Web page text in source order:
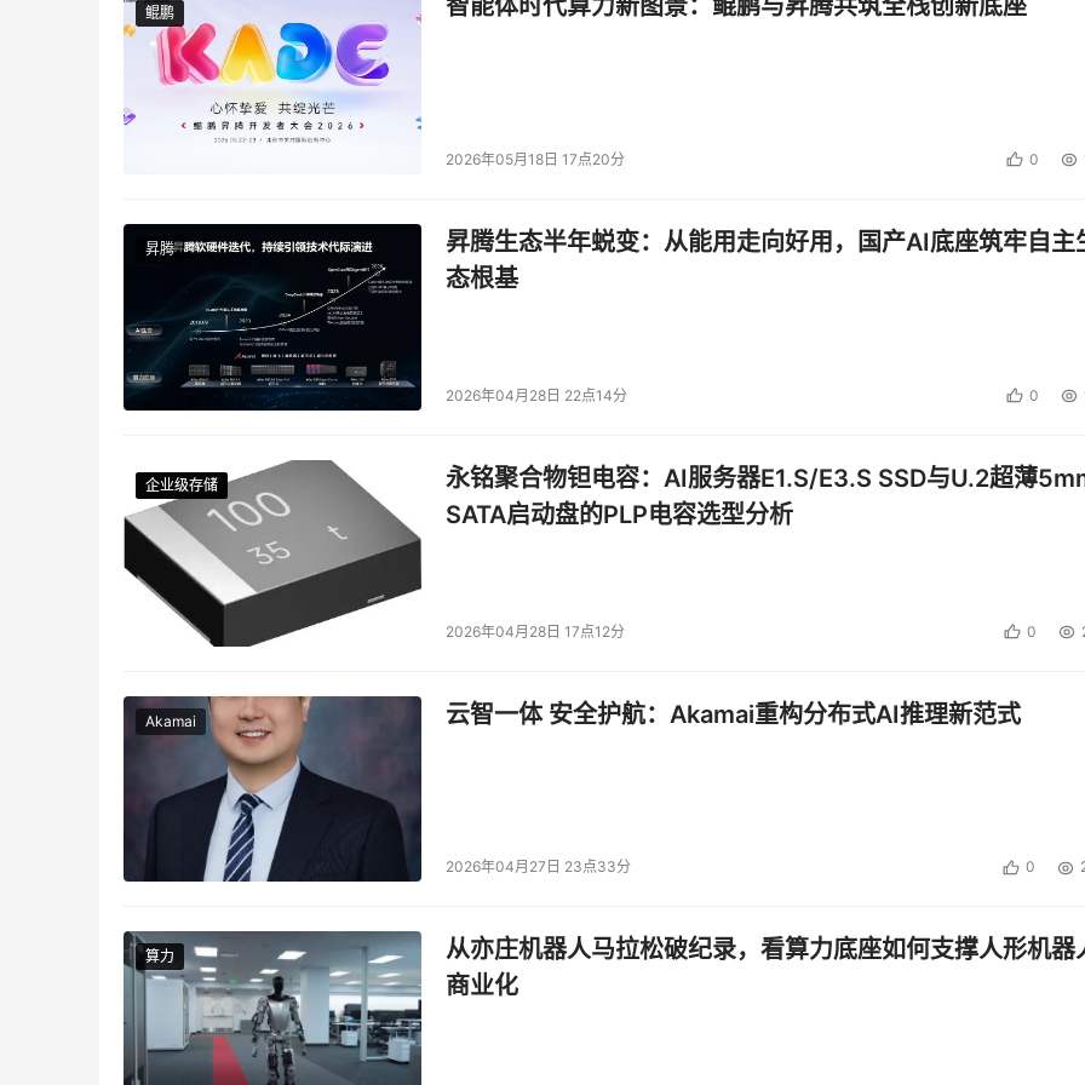
鲲鹏
鲲鹏 智能体时代算力新图景：鲲鹏与昇腾共筑全栈创新底座
2026年05月18日 17点20分 0
昇腾
昇腾生态半年蜕变：从能用走向好用，国产AI底座筑牢自主
态根基
2026年04月28日 22点14分 0
企业级存储
企业级存储
企业级存储
企业级存储
永铭聚合物钽电容：AI服务器E1.S/E3.S SSD与U.2超薄
SATA启动盘的PLP电容选型分析
2026年04月28日 17点12分 0
Akamai 云智一体 安全护航：Akamai重构分布式AI推理新范式
2026年04月27日 23点33分 0
算力
算力
从亦庄机器人马拉松破纪录，看算力底座如何支撑人形机器
商业化